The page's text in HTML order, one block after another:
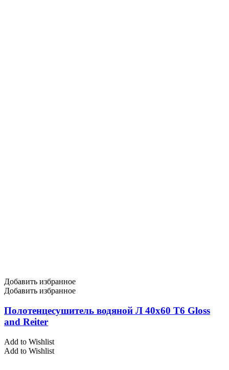
Добавить избранное
Добавить избранное
Полотенцесушитель водяной Л 40х60 Т6 Gloss
and Reiter
Add to Wishlist
Add to Wishlist